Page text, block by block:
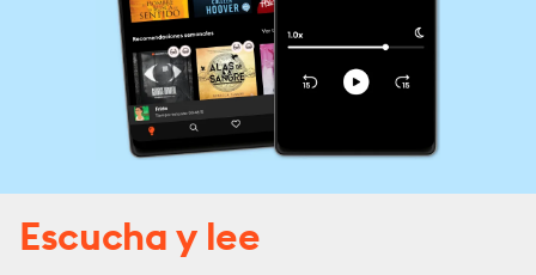
Escucha y lee